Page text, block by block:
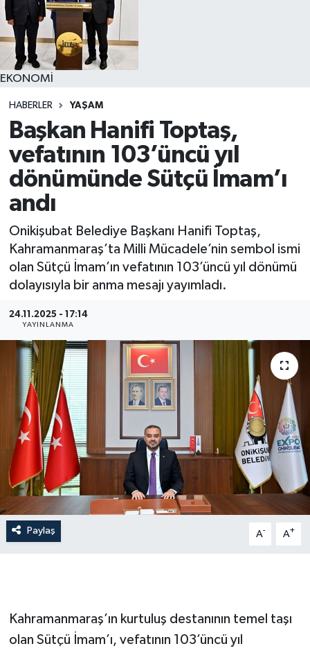
EKONOMİ
HABERLER YAŞAM
Başkan Hanifi Toptaş,
vefatının 103’üncü yıl
dönümünde Sütçü İmam’ı
andı
Onikişubat Belediye Başkanı Hanifi Toptaş,
Kahramanmaraş’ta Milli Mücadele’nin sembol ismi
olan Sütçü İmam’ın vefatının 103’üncü yıl dönümü
dolayısıyla bir anma mesajı yayımladı.
24.11.2025 - 17:14
YAYINLANMA
Paylaş A- A+
Kahramanmaraş’ın kurtuluş destanının temel taşı
olan Sütçü İmam’ı, vefatının 103’üncü yıl
YAŞAM